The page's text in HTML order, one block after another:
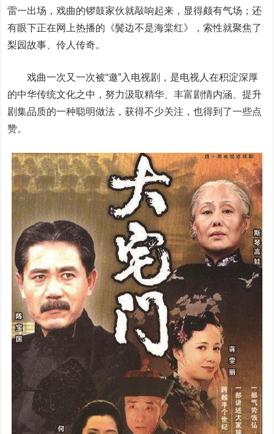
雷一出场，戏曲的锣鼓家伙就敲响起来，显得颇有气场；还
有眼下正在网上热播的《鬓边不是海棠红》，索性就聚焦了
梨园故事、伶人传奇。
戏曲一次又一次被“邀”入电视剧，是电视人在积淀深厚
的中华传统文化之中，努力汲取精华、丰富剧情内涵、提升
剧集品质的一种聪明做法，获得不少关注，也得到了一些点
赞。